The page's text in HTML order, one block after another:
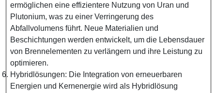
ermöglichen eine effizientere Nutzung von Uran und
Plutonium, was zu einer Verringerung des
Abfallvolumens führt. Neue Materialien und
Beschichtungen werden entwickelt, um die Lebensdauer
von Brennelementen zu verlängern und ihre Leistung zu
optimieren.
Hybridlösungen: Die Integration von erneuerbaren
Energien und Kernenergie wird als Hybridlösung